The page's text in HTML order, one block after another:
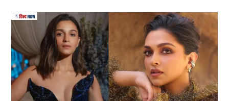
Yuvraj Singh
भारतीय टीम के पूर्व स्टार ऑलराउंडर और वर्ल्ड कप 2011 में
Next Article